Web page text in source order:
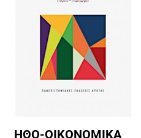
ΗΘΟ-ΟΙΚΟΝΟΜΙΚΑ